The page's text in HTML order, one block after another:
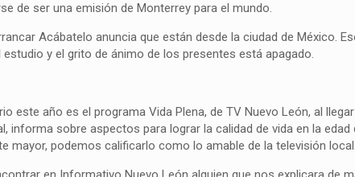
de ser una emisión de Monterrey para el mundo.
Acábatelo anuncia que están desde la ciudad de México.
estudio y el grito de ánimo de los presentes está apagado.
este año es el programa Vida Plena, de TV Nuevo León, al
informa sobre aspectos para lograr la calidad de vida en la
mayor, podemos calificarlo como lo amable de la televisión local.